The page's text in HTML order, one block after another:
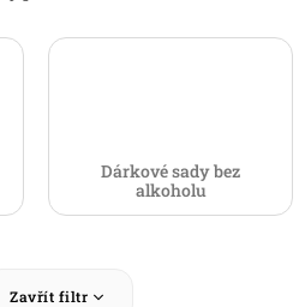
Dárkové sady bez
alkoholu
Zavřít filtr